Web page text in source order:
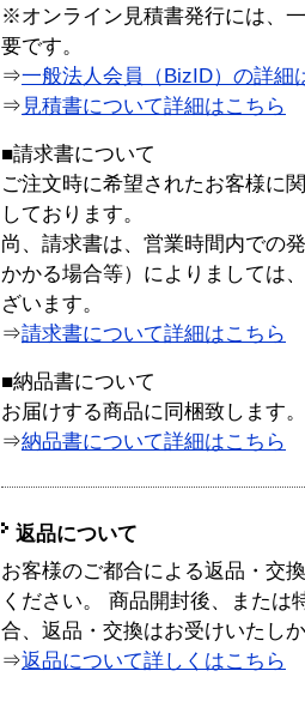
※オンライン見積書発行には、
要です。
⇒一般法人会員（BizID）の詳細
⇒ 見積書について詳細はこちら
■請求書について
ご注文時に希望されたお客様に
しております。
尚、請求書は、営業時間内での
かかる場合等）によりましては
ざいます。
⇒請求書について詳細はこちら
■納品書について
お届けする商品に同梱致します。
⇒納品書について詳細はこちら
返品について
お客様のご都合による返品・交
ください。 商品開封後、または
合、返品・交換はお受けいたし
⇒返品について詳しくはこちら